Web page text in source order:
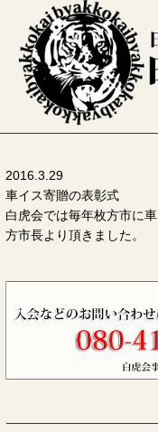
2016.3.29
車イス寄贈の表彰式
白虎会では毎年枚方市に
方市長より頂きました。